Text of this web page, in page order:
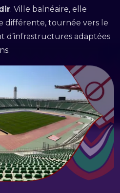
. Ville balnéaire, elle
différente, tournée vers le
d’infrastructures adaptées